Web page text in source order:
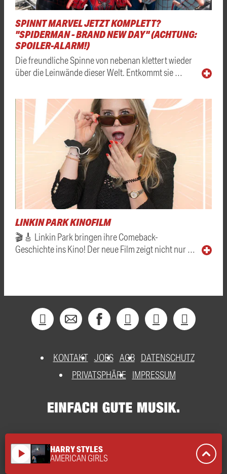
SPINNT MARVEL JETZT KOMPLETT?
"SPIDERMAN - BRAND NEW DAY" (ACHTUNG:
SPOILER-ALARM!)
Die freundliche Spinne von nebenan klettert wieder
über die Leinwände dieser Welt. Entkommt sie …
LINKIN PARK KINOFILM
🎬🎸 Linkin Park bringen ihre Comeback-
Geschichte ins Kino! Der neue Film zeigt nicht nur …
KONTAKT JOBS AGB DATENSCHUTZ
PRIVATSPHÄRE
IMPRESSUM
play_arrow HARRY STYLES
AMERICAN GIRLS